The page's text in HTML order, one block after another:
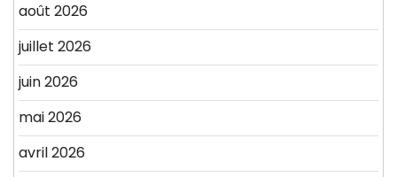
août 2026
juillet 2026
juin 2026
mai 2026
avril 2026